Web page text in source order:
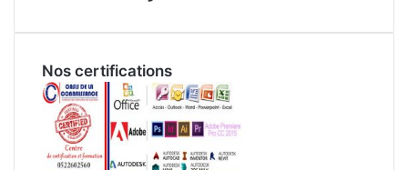
Nos certifications